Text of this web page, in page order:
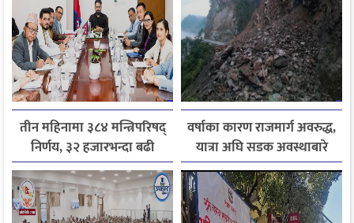
तीन महिनामा ३८४ मन्त्रिपरिषद्
निर्णय, ३२ हजारभन्दा बढी
गुनासो फर्छ्योट
वर्षाका कारण राजमार्ग अवरुद्ध,
यात्रा अघि सडक अवस्थाबारे
जानकारी लिन आग्रह